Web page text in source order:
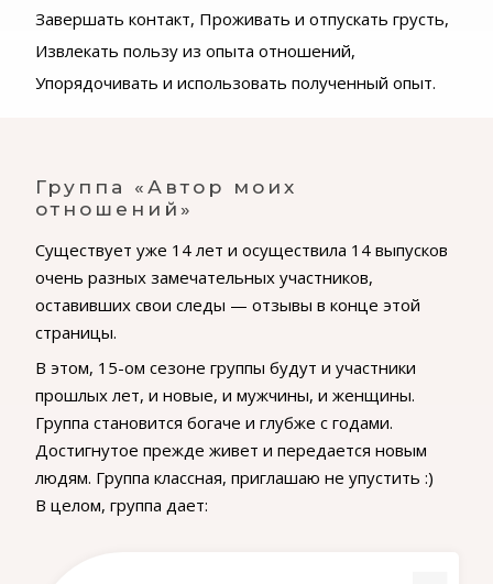
Завершать контакт, Проживать и отпускать грусть,
Извлекать пользу из опыта отношений,
Упорядочивать и использовать полученный опыт.
Группа «Автор моих
отношений»
Существует уже 14 лет и осуществила 14 выпусков
очень разных замечательных участников,
оставивших свои следы — отзывы в конце этой
страницы.
В этом, 15-ом сезоне группы будут и участники
прошлых лет, и новые, и мужчины, и женщины.
Группа становится богаче и глубже с годами.
Достигнутое прежде живет и передается новым
людям. Группа классная, приглашаю не упустить :)
В целом, группа дает: